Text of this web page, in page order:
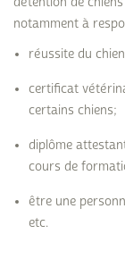
notamment à
réussite du
certificat
certains chiens;
diplôme
cours de
être une
etc.